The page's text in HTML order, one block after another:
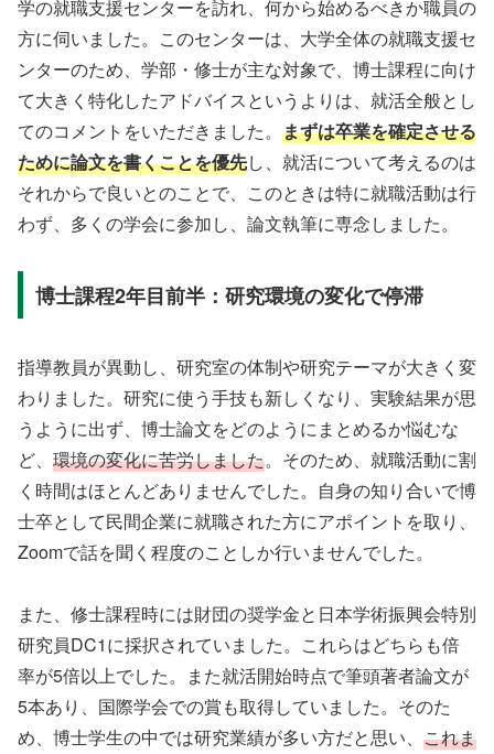
学の就職支援センターを訪れ、何から始めるべきか職員の
方に伺いました。このセンターは、大学全体の就職支援セ
ンターのため、学部・修士が主な対象で、博士課程に向け
て大きく特化したアドバイスというよりは、就活全般とし
てのコメントをいただきました。 まずは卒業を確定させる
ために論文を書くことを優先し、就活について考えるのは
それからで良いとのことで、このときは特に就職活動は行
わず、多くの学会に参加し、論文執筆に専念しました。
博士課程2年目前半：研究環境の変化で停滞
指導教員が異動し、研究室の体制や研究テーマが大きく変
わりました。研究に使う手技も新しくなり、実験結果が思
うように出ず、博士論文をどのようにまとめるか悩むな
ど、 環境の変化に苦労しました。そのため、就職活動に割
く時間はほとんどありませんでした。自身の知り合いで博
士卒として民間企業に就職された方にアポイントを取り、
Zoomで話を聞く程度のことしか行いませんでした。
また、修士課程時には財団の奨学金と日本学術振興会特別
研究員DC1に採択されていました。これらはどちらも倍
率が5倍以上でした。また就活開始時点で筆頭著者論文が
5本あり、国際学会での賞も取得していました。そのた
め、博士学生の中では研究業績が多い方だと思い、 これま